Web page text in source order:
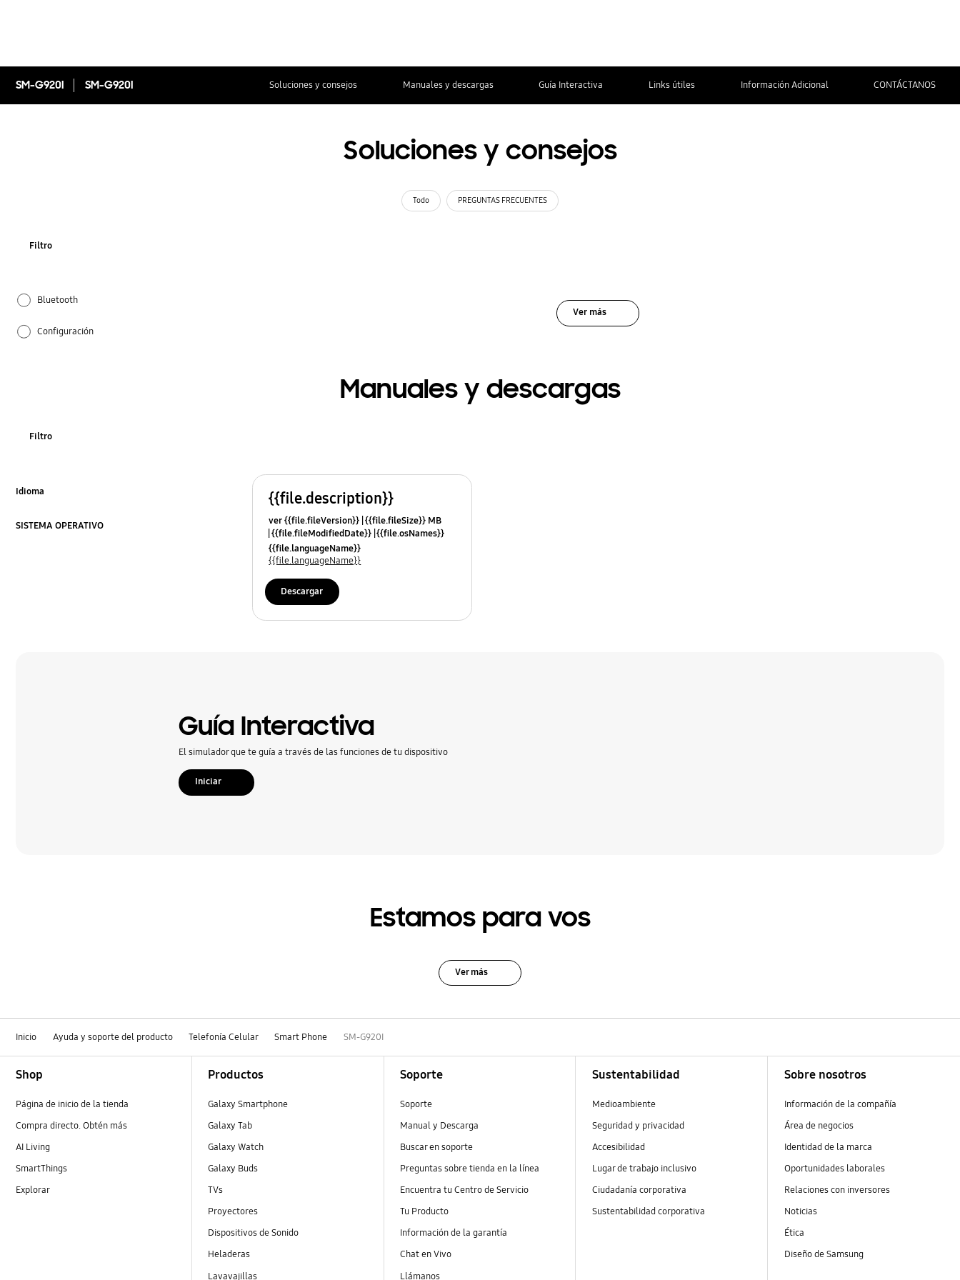
SM-G920I SM-G920I Soluciones y consejos Manuales y descargas Guía Interactiva Links útiles Información Adicional CONTÁCTANOS
Soluciones y consejos
Todo PREGUNTAS FRECUENTES
Filtro
Bluetooth
Configuración
Ver más
Manuales y descargas
Filtro
Idioma
SISTEMA OPERATIVO
{{file.description}}
ver {{file.fileVersion}} {{file.fileSize}} MB
{{file.fileModifiedDate}} {{file.osNames}}
{{file.languageName}}
{{file.languageName}}
Descargar
Guía Interactiva
El simulador que te guía a través de las funciones de tu dispositivo
Iniciar
Estamos para vos
Ver más
Inicio Ayuda y soporte del producto Telefonía Celular Smart Phone SM-G920I
Shop
Página de inicio de la tienda
Compra directo. Obtén más
AI Living
SmartThings
Explorar
Productos
Galaxy Smartphone
Galaxy Tab
Galaxy Watch
Galaxy Buds
TVs
Proyectores
Dispositivos de Sonido
Heladeras
Lavavajillas
Soporte
Soporte
Manual y Descarga
Buscar en soporte
Preguntas sobre tienda en la línea
Encuentra tu Centro de Servicio
Tu Producto
Información de la garantía
Chat en Vivo
Llámanos
Sustentabilidad
Medioambiente
Seguridad y privacidad
Accesibilidad
Lugar de trabajo inclusivo
Ciudadanía corporativa
Sustentabilidad corporativa
Sobre nosotros
Información de la compañía
Área de negocios
Identidad de la marca
Oportunidades laborales
Relaciones con inversores
Noticias
Ética
Diseño de Samsung